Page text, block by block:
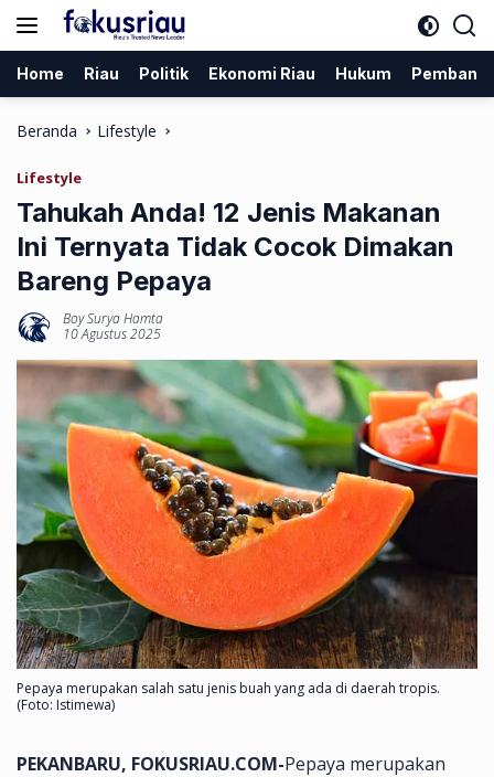
Langsung
Home Riau Politik Ekonomi Riau Hukum
Beranda Lifestyle
Lifestyle
Tahukah Anda! 12 Jenis Makanan
Ini Ternyata Tidak Cocok Dimakan
Bareng Pepaya
Boy Surya Hamta
10 Agustus 2025
Pepaya merupakan salah satu jenis buah yang ada di daerah tropis.
(Foto: Istimewa)
PEKANBARU, FOKUSRIAU.COM-Pepaya merupakan